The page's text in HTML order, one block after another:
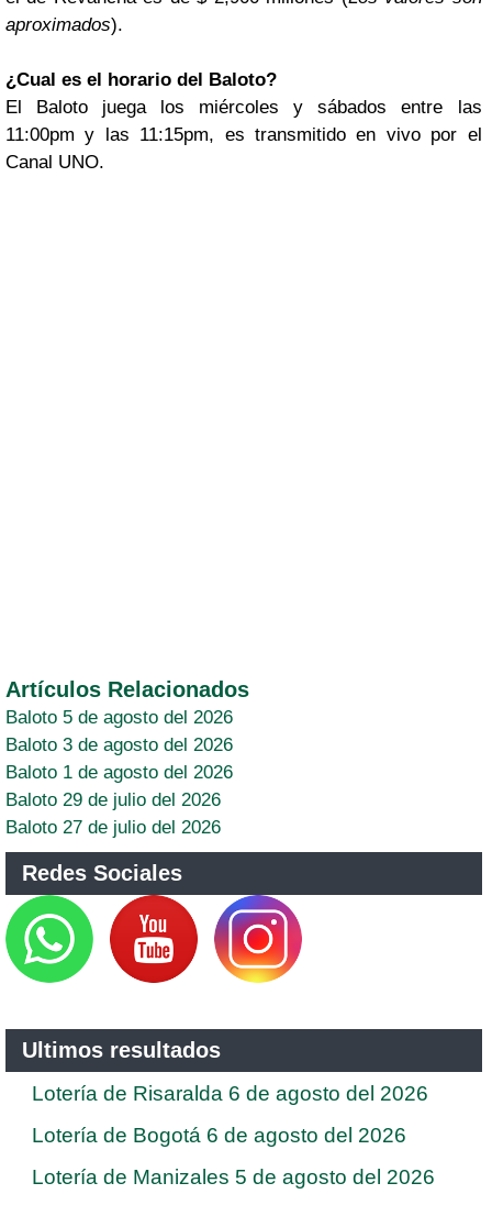
aproximados).
¿Cual es el horario del Baloto?
El Baloto juega los miércoles y sábados entre las
11:00pm y las 11:15pm, es transmitido en vivo por el
Canal UNO.
Artículos Relacionados
Baloto 5 de agosto del 2026
Baloto 3 de agosto del 2026
Baloto 1 de agosto del 2026
Baloto 29 de julio del 2026
Baloto 27 de julio del 2026
Redes Sociales
Ultimos resultados
Lotería de Risaralda 6 de agosto del 2026
Lotería de Bogotá 6 de agosto del 2026
Lotería de Manizales 5 de agosto del 2026